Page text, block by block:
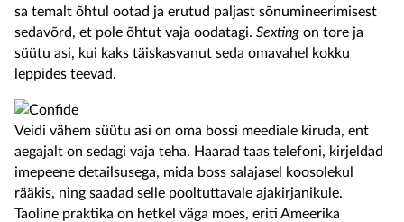
sa temalt õhtul ootad ja erutud paljast sõnumineerimisest
sedavõrd, et pole õhtut vaja oodatagi. Sexting on tore ja
süütu asi, kui kaks täiskasvanut seda omavahel kokku
leppides teevad.
Veidi vähem süütu asi on oma bossi meediale kiruda, ent
aegajalt on sedagi vaja teha. Haarad taas telefoni, kirjeldad
imepeene detailsusega, mida boss salajasel koosolekul
rääkis, ning saadad selle pooltuttavale ajakirjanikule.
Taoline praktika on hetkel väga moes, eriti Ameerika